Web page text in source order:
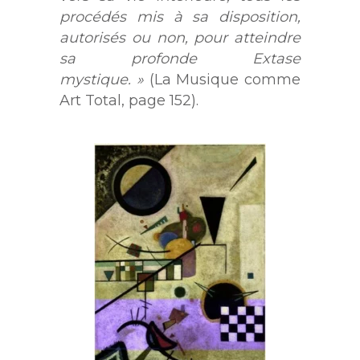
procédés mis à sa disposition,
autorisés ou non, pour atteindre
sa profonde Extase
mystique. »(La Musique comme
Art Total, page 152).